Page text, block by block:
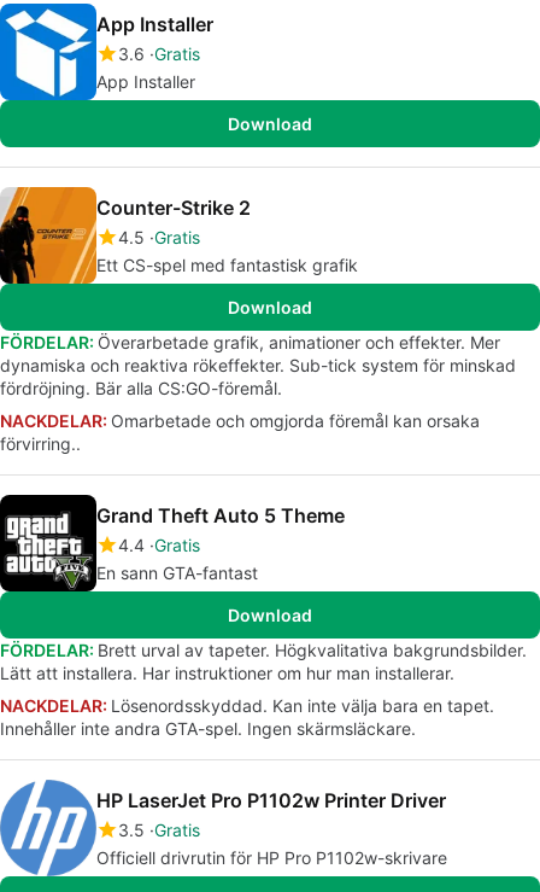
App Installer
3.6 Gratis
App Installer
Download
Counter-Strike 2
4.5 Gratis
Ett CS-spel med fantastisk grafik
Download
FÖRDELAR: Överarbetade grafik, animationer och effekter. Mer
dynamiska och reaktiva rökeffekter. Sub-tick system för minskad
fördröjning. Bär alla CS:GO-föremål.
NACKDELAR: Omarbetade och omgjorda föremål kan orsaka
förvirring..
Grand Theft Auto 5 Theme
4.4 Gratis
En sann GTA-fantast
Download
FÖRDELAR: Brett urval av tapeter. Högkvalitativa bakgrundsbilder.
Lätt att installera. Har instruktioner om hur man installerar.
NACKDELAR: Lösenordsskyddad. Kan inte välja bara en tapet.
Innehåller inte andra GTA-spel. Ingen skärmsläckare.
HP LaserJet Pro P1102w Printer Driver
3.5 Gratis
Officiell drivrutin för HP Pro P1102w-skrivare